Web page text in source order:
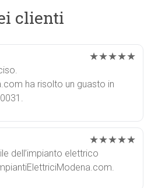
clienti
★★★★★
ha risolto un guasto in
★★★★★
dell’impianto elettrico